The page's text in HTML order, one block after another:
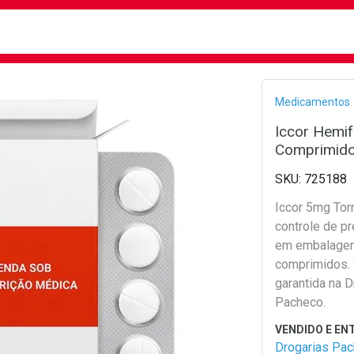
Medicamentos
Iccor
725188
Iccor 5mg
controle de
em
comprimidos.
garantida na
Pacheco.
Drogarias